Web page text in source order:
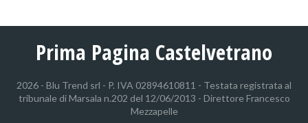
Prima Pagina Castelvetrano
2026 - Blu Trend srl - P. IVA 02894610811 - Testata registrata al
tribunale di Marsala n.202 del 12/06/2013 - Direttore Francesco
Mezzapelle